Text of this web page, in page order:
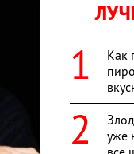
Как
уже